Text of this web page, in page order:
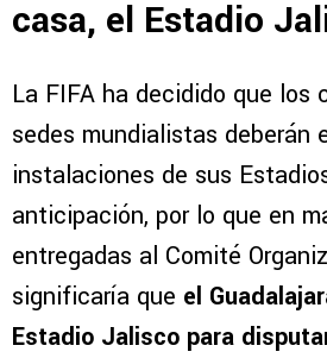
casa, el Estadio
La FIFA ha decidido que los
sedes mundialistas deberán
instalaciones de sus
anticipación, por lo que en
entregadas al Comité
significaría que el
Estadio Jalisco para